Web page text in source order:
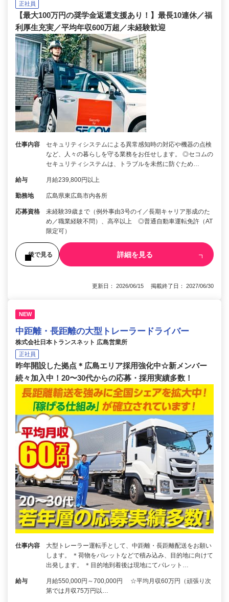
正社員
【最大100万円の奨学金返還支援あり！】最長10連休／福
利厚生充実／平均年収600万超／未経験歓迎
仕事内容
セキュリティシステムによる異常感知時の対応や機器の点検
など、人々の暮らしを守る業務をお任せします。 ◎セコムの
セキュリティシステムは、トラブルを未然に防ぐため…
給与 月給239,800円以上
勤務地 広島県東広島市内各所
応募資格
未経験39歳まで（例外事由3号のイ／長期キャリア形成のた
め／職業経験不問）、高卒以上 ◎普通自動車運転免許（AT
限定可）
後で見る 詳細を見る
更新日： 2026/06/15 掲載終了日： 2027/06/30
NEW
中距離・長距離の大型トレーラードライバー
株式会社日本トランスネット 広島営業所
正社員
昨年開設した拠点＊広島エリア採用強化中☆新メンバー
続々加入中！20〜30代からの応募・採用実績多数！
仕事内容
大型トレーラー運転手として、中距離・長距離配送をお願い
します。 ＊荷物をパレットなどで積み込み、目的地に向けて
出発します。 ＊目的地到着後は現地にてパレット…
給与
月給550,000円～700,000円 ☆平均月収60万円（頑張り次
第では月収75万円以…